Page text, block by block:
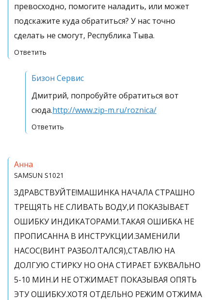
превосходно, помогите наладить, или может
подскажите куда обратиться? У нас точно
сделать не смогут, Республика Тыва.
Ответить
Бизон Сервис
Дмитрий, попробуйте обратиться вот
сюда.http://www.zip-m.ru/roznica/
Ответить
Анна
SAMSUN S1021
ЗДРАВСТВУЙТЕ!МАШИНКА НАЧАЛА СТРАШНО
ТРЕЩЯТЬ НЕ СЛИВАТЬ ВОДУ,И ПОКАЗЫВАЕТ
ОШИБКУ ИНДИКАТОРАМИ.ТАКАЯ ОШИБКА НЕ
ПРОПИСАННА В ИНСТРУКЦИИ.ЗАМЕНИЛИ
НАСОС(ВИНТ РАЗБОЛТАЛСЯ),СТАВЛЮ НА
ДОЛГУЮ СТИРКУ НО ОНА СТИРАЕТ БУКВАЛЬНО
5-10 МИН.И НЕ ОТЖИМАЕТ ПОКАЗЫВАЯ ОПЯТЬ
ЭТУ ОШИБКУ.ХОТЯ ОТДЕЛЬНО РЕЖИМ ОТЖИМА